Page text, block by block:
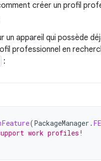
créer un profil
un appareil qui possède
professionnel en
:
(PackageManager .
work profiles!